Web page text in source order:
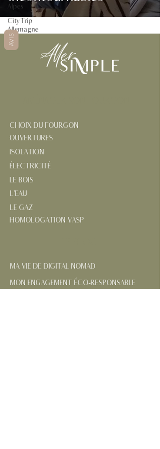
Alpes
City Trip
Allemagne
CHOIX DU FOURGON
OUVERTURES
ISOLATION
ÉLECTRICITÉ
LE BOIS
L'EAU
LE GAZ
HOMOLOGATION VASP
MA VIE DE DIGITAL NOMAD
MON ENGAGEMENT ÉCO-RESPONSABLE
AVIS